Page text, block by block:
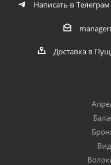
Написать в Телеграм
Доставка в